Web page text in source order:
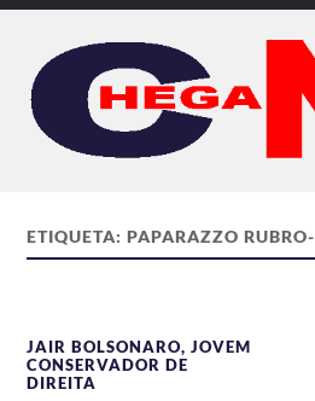
ETIQUETA:PAPARAZZO
JAIR BOLSONARO,JOVEM
CONSERVADOR DE
DIREITA